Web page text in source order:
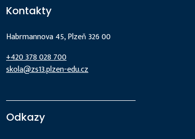
Kontakty
Habrmannova 45, Plzeň 326 00
+420 378 028 700
skola@zs13.plzen-edu.cz
Odkazy